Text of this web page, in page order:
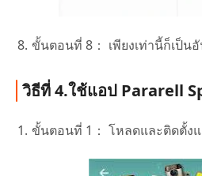
ขั้นตอนที่ 8： เพียงเท่านี้ก็เป็น
วิธีที่ 4.ใช้แอป Pararell
ขั้นตอนที่ 1： โหลดและติดตั้งแ